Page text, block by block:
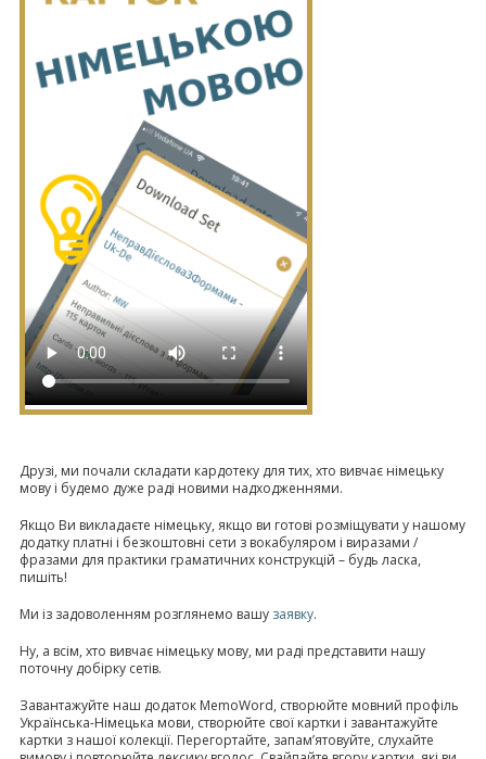
Друзі, ми почали складати кардотеку для тих, хто вивчає німецьку
мову і будемо дуже раді новими надходженнями.
Якщо Ви викладаєте німецьку, якщо ви готові розміщувати у нашому
додатку платні і безкоштовні сети з вокабуляром і виразами /
фразами для практики граматичних конструкцій – будь ласка,
пишіть!
Ми із задоволенням розглянемо вашу заявку.
Ну, а всім, хто вивчає німецьку мову, ми раді представити нашу
поточну добірку сетів.
Завантажуйте наш додаток MemoWord, створюйте мовний профіль
Українська-Німецька мови, створюйте свої картки і завантажуйте
картки з нашої колекції. Перегортайте, запам’ятовуйте, слухайте